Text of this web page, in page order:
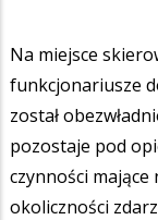
Na miejsce
funkcjonariusze
został
pozostaje pod
czynności
okoliczności